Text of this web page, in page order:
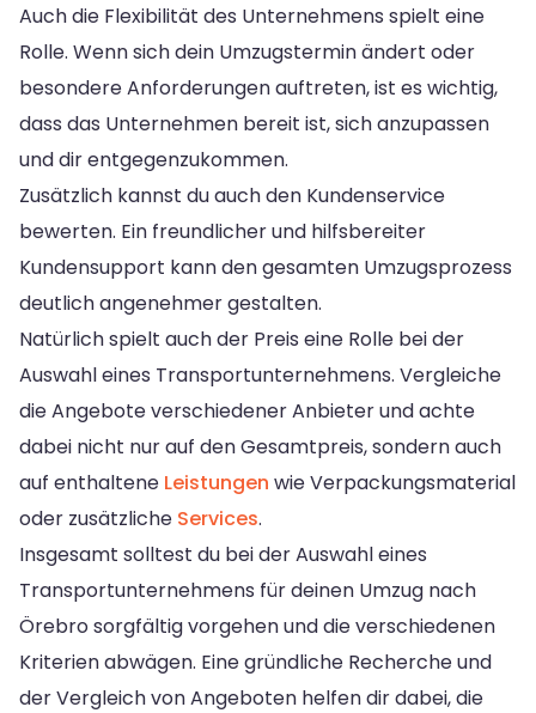
Auch die Flexibilität des Unternehmens spielt eine
Rolle. Wenn sich dein Umzugstermin ändert oder
besondere Anforderungen auftreten, ist es wichtig,
dass das Unternehmen bereit ist, sich anzupassen
und dir entgegenzukommen.
Zusätzlich kannst du auch den Kundenservice
bewerten. Ein freundlicher und hilfsbereiter
Kundensupport kann den gesamten Umzugsprozess
deutlich angenehmer gestalten.
Natürlich spielt auch der Preis eine Rolle bei der
Auswahl eines Transportunternehmens. Vergleiche
die Angebote verschiedener Anbieter und achte
dabei nicht nur auf den Gesamtpreis, sondern auch
auf enthaltene Leistungen wie Verpackungsmaterial
oder zusätzliche Services.
Insgesamt solltest du bei der Auswahl eines
Transportunternehmens für deinen Umzug nach
Örebro sorgfältig vorgehen und die verschiedenen
Kriterien abwägen. Eine gründliche Recherche und
der Vergleich von Angeboten helfen dir dabei, die